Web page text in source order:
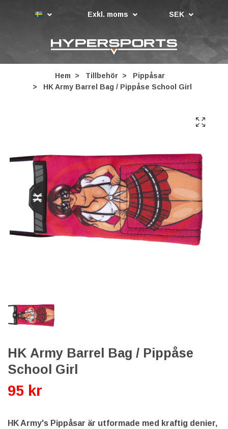
Exkl. moms SEK
Hem Tillbehör
Pippåsar
HK Army Barrel Bag / Pippåse School Girl
HK Army Barrel Bag / Pippåse
School Girl
95 kr
HK Army's Pippåsar är utformade med kraftig denier,